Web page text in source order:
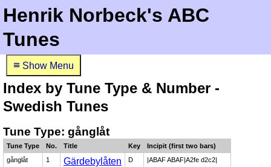
Henrik Norbeck's ABC
Tunes
≡ Show Menu
Index by Tune Type & Number -
Swedish Tunes
Tune Type: gånglåt
Tune Type No. Title Key
Incipit (first two bars)
gånglåt
1 Gärdebylåten D |ABAF ABAF|A2fe d2c2|